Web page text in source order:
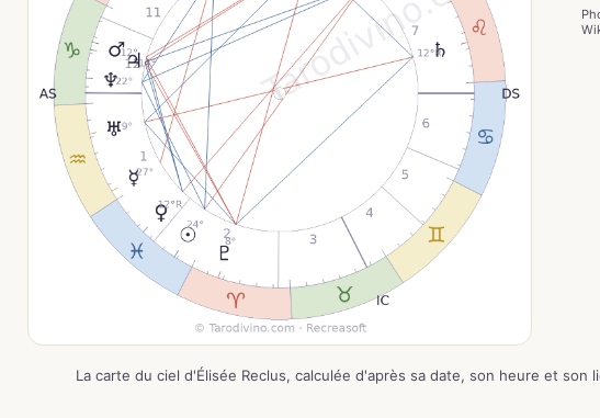
La carte du ciel d'Élisée Reclus, calculée d'après sa date, son heure et son